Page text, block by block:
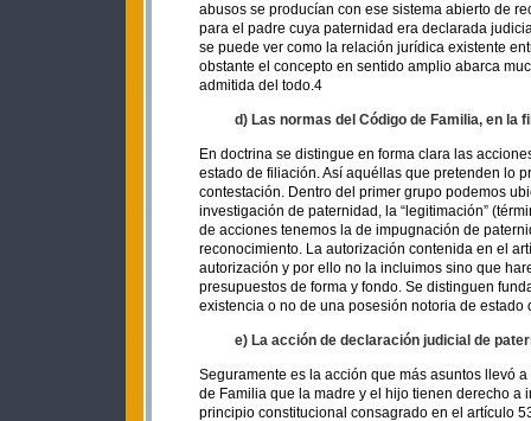
abusos se producían con ese sistema abierto de
para el padre cuya paternidad era declarada
se puede ver como la relación jurídica existente
obstante el concepto en sentido amplio abarca
admitida del todo.4
d) Las normas del Código de Familia, en
En doctrina se distingue en forma clara las
estado de filiación. Así aquéllas que pretenden lo
contestación. Dentro del primer grupo podemos
investigación de paternidad, la “legitimación”
de acciones tenemos la de impugnación de
reconocimiento. La autorización contenida en el
autorización y por ello no la incluimos sino que
presupuestos de forma y fondo. Se distinguen
existencia o no de una posesión notoria de estado
e) La acción de declaración judicial de
Seguramente es la acción que más asuntos llevó
de Familia que la madre y el hijo tienen derecho
principio constitucional consagrado en el artículo